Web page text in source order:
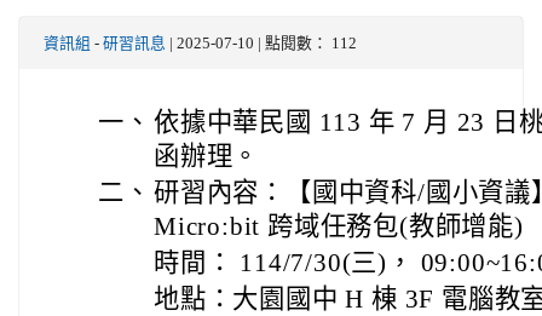
資訊組 - 研習訊息 | 2025-07-10 | 點閱數： 112
一、 依據中華民國 113 年 7 月 23 日
函辦理。
二、 研習內容：【國中資科/國小資
Micro:bit 跨域任務包(教師增能)
時間： 114/7/30(三)，
地點：大園國中 H 棟 3F 電腦教